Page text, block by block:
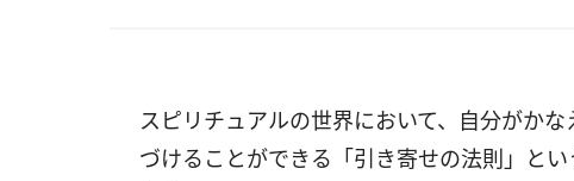
スピリチュアルの世界において、自分がか
づけることができる「引き寄せの法則」と